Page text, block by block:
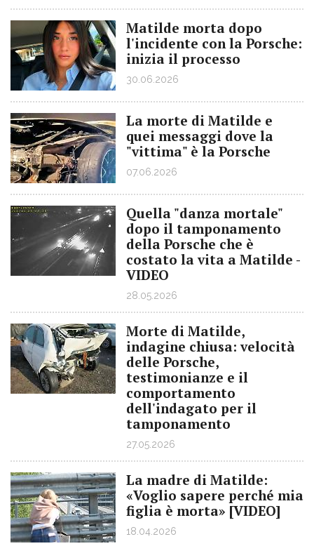
Matilde morta dopo
l'incidente con la Porsche:
inizia il processo
30.06.2026
La morte di Matilde e
quei messaggi dove la
"vittima" è la Porsche
07.06.2026
Quella "danza mortale"
dopo il tamponamento
della Porsche che è
costato la vita a Matilde -
VIDEO
28.05.2026
Morte di Matilde,
indagine chiusa: velocità
delle Porsche,
testimonianze e il
comportamento
dell'indagato per il
tamponamento
27.05.2026
La madre di Matilde:
«Voglio sapere perché mia
figlia è morta» [VIDEO]
18.04.2026